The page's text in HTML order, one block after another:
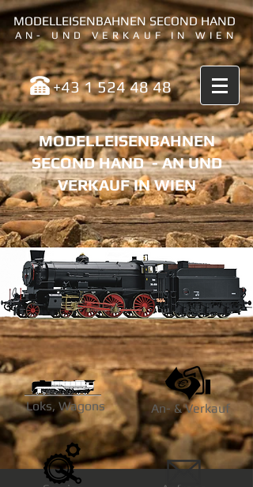
MODELLEISENBAHNEN SECOND HAND
AN- UND VERKAUF IN WIEN
+43 1 524 48 48
MODELLEISENBAHNEN
SECOND HAND -AN UND
VERKAUF IN WIEN
Loks, Wagons An- & Verkauf